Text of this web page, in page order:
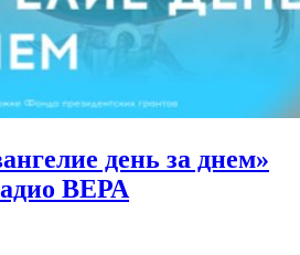
день за днем»
ВЕРА